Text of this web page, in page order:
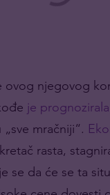
ovog njegovog
je prognozirala
mračniji“.
rasta,
se da će se ta